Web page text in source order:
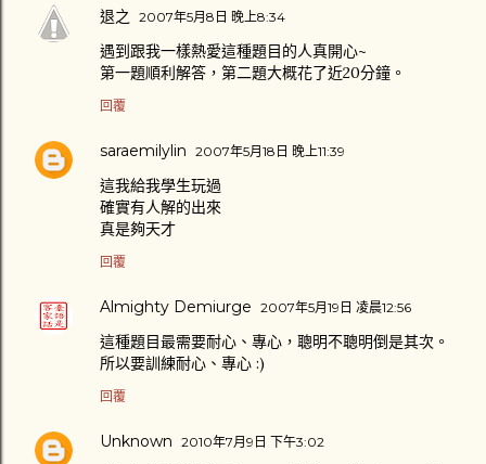
退之 2007年5月8日 晚上8:34
遇到跟我一樣熱愛這種題目的人真開心~
第一題順利解答，第二題大概花了近20分鐘。
回覆
saraemilylin 2007年5月18日 晚上11:39
這我給我學生玩過
確實有人解的出來
真是夠天才
回覆
Almighty Demiurge 2007年5月19日 凌晨12:56
這種題目最需要耐心、專心，聰明不聰明倒是其次。
所以要訓練耐心、專心 :)
回覆
Unknown 2010年7月9日 下午3:02